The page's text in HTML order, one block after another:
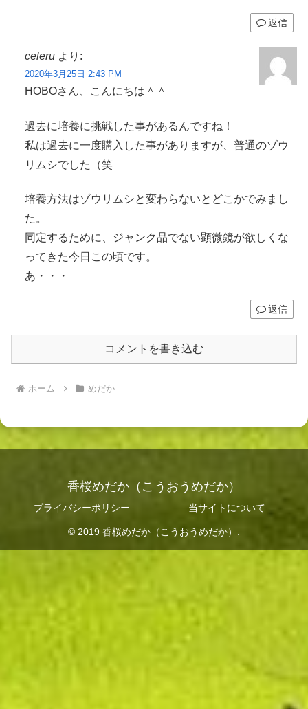
返信
celeru より:
2020年3月25日 2:43 PM
HOBOさん、こんにちは＾＾
過去に培養に挑戦した事があるんですね！
私は過去に一度購入した事がありますが、普通のゾウ
リムシでした（笑
培養方法はゾウリムシと変わらないとどこかでみまし
た。
同定するために、ジャンク品でない顕微鏡が欲しくな
ってきた今日この頃です。
あ・・・
返信
コメントを書き込む
ホーム めだか
香桜めだか（こうおうめだか）
プライバシーポリシー 当サイトについて
© 2019 香桜めだか（こうおうめだか）.